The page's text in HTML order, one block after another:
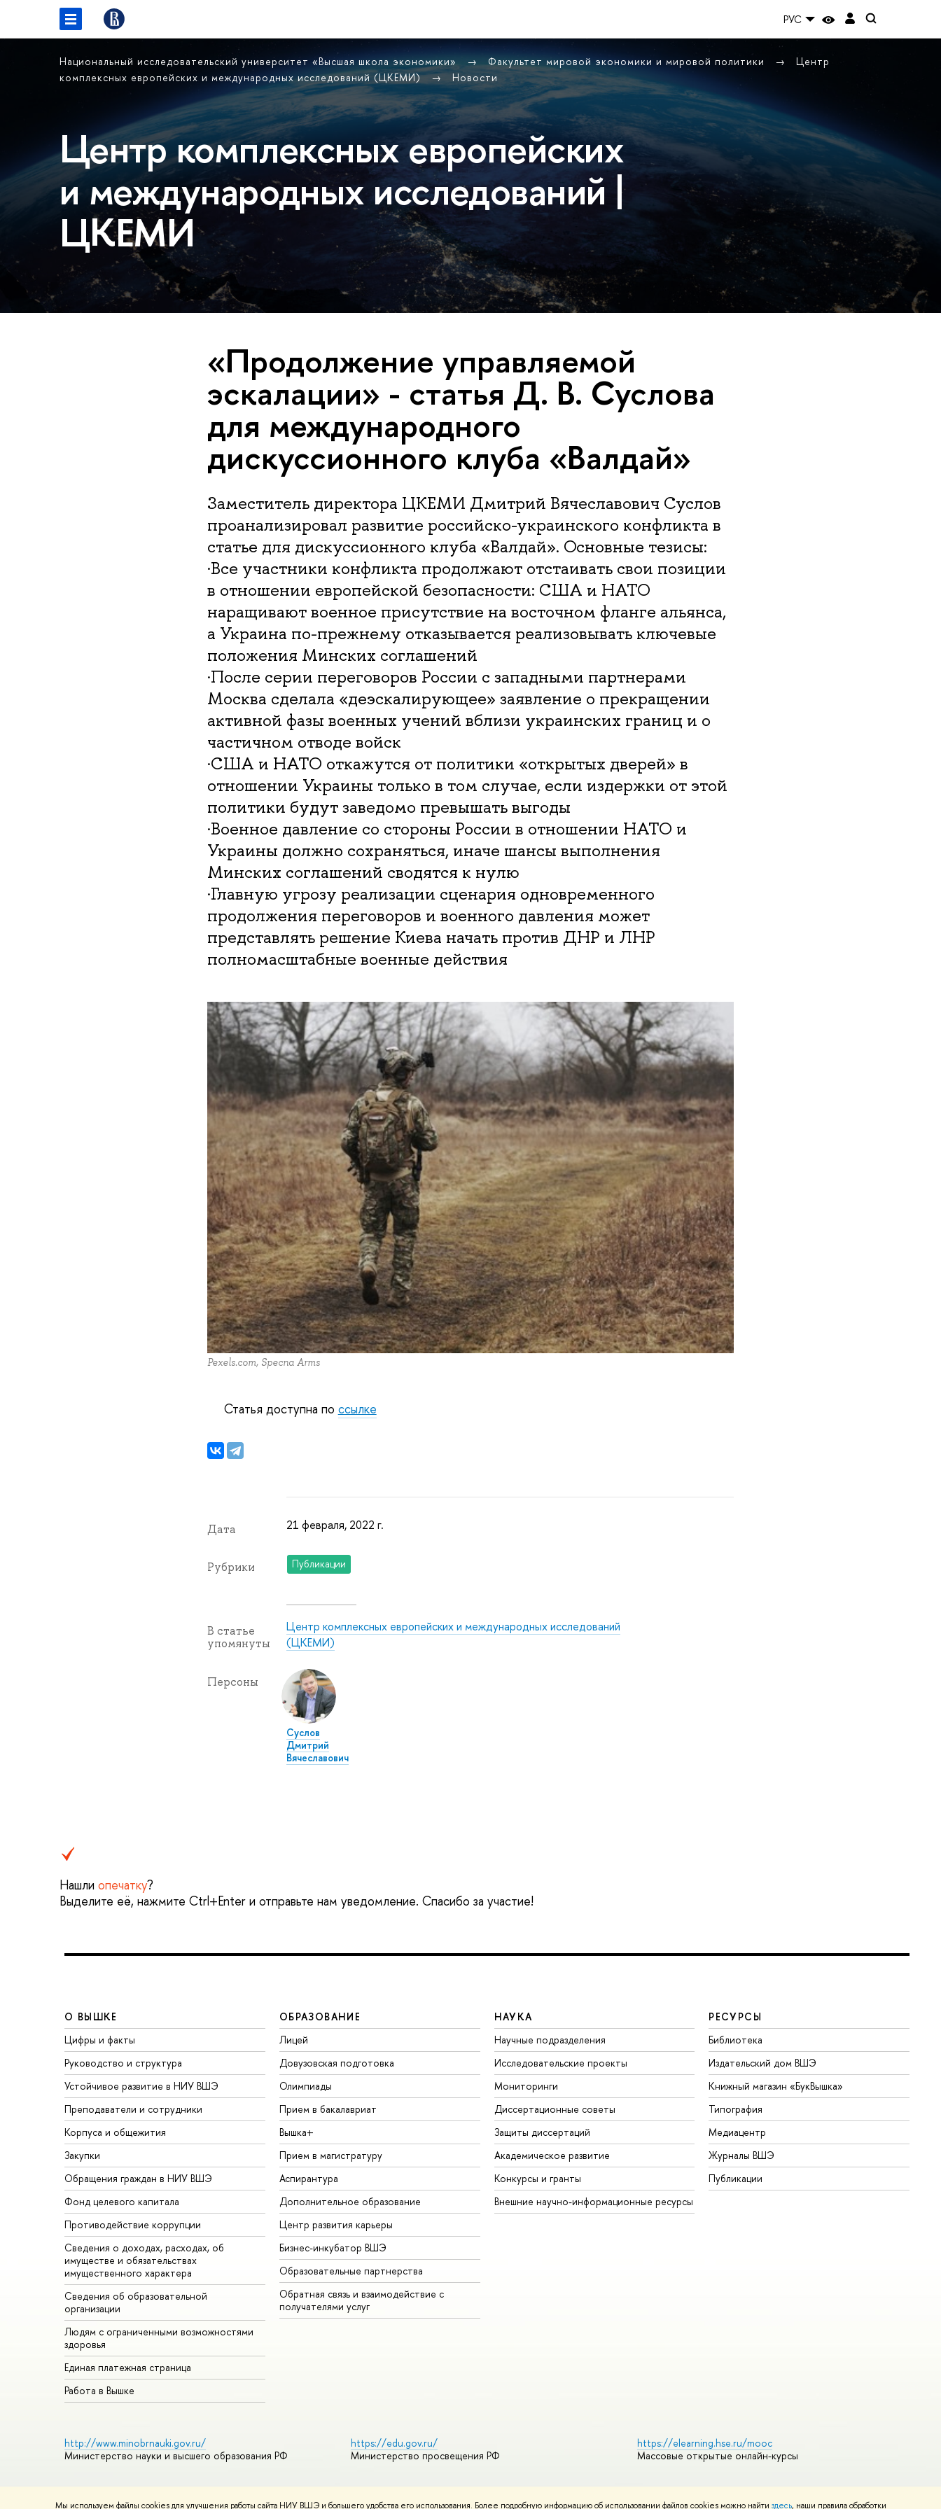
Мы используем файлы cookies для улучшения работы сайта НИУ ВШЭ и большего удобства его использования. Более подробную информацию об использовании файлов cookies можно найти здесь, наши правила обработки
РУС
Национальный исследовательский университет «Высшая школа экономики» Факультет мировой экономики и мировой политики
Центр
комплексных европейских и международных исследований (ЦКЕМИ)
Новости
Центр комплексных европейских
и международных исследований |
ЦКЕМИ
«Продолжение управляемой
эскалации» - статья Д. В. Суслова
для международного
дискуссионного клуба «Валдай»
Заместитель директора ЦКЕМИ Дмитрий Вячеславович Суслов
проанализировал развитие российско-украинского конфликта в
статье для дискуссионного клуба «Валдай». Основные тезисы:
·Все участники конфликта продолжают отстаивать свои позиции
в отношении европейской безопасности: США и НАТО
наращивают военное присутствие на восточном фланге альянса,
а Украина по-прежнему отказывается реализовывать ключевые
положения Минских соглашений
·После серии переговоров России с западными партнерами
Москва сделала «деэскалирующее» заявление о прекращении
активной фазы военных учений вблизи украинских границ и о
частичном отводе войск
·США и НАТО откажутся от политики «открытых дверей» в
отношении Украины только в том случае, если издержки от этой
политики будут заведомо превышать выгоды
·Военное давление со стороны России в отношении НАТО и
Украины должно сохраняться, иначе шансы выполнения
Минских соглашений сводятся к нулю
·Главную угрозу реализации сценария одновременного
продолжения переговоров и военного давления может
представлять решение Киева начать против ДНР и ЛНР
полномасштабные военные действия
Pexels.com, Specna Arms
Статья доступна по ссылке
Дата 21 февраля, 2022 г.
Рубрики Публикации
В статье
упомянуты
Центр комплексных европейских и международных исследований
(ЦКЕМИ)
Персоны
Суслов
Дмитрий
Вячеславович
Нашли опечатку?
Выделите её, нажмите Ctrl+Enter и отправьте нам уведомление. Спасибо за участие!
О ВЫШКЕ
Цифры и факты
Руководство и структура
Устойчивое развитие в НИУ ВШЭ
Преподаватели и сотрудники
Корпуса и общежития
Закупки
Обращения граждан в НИУ ВШЭ
Фонд целевого капитала
Противодействие коррупции
Сведения о доходах, расходах, об
имуществе и обязательствах
имущественного характера
Сведения об образовательной
организации
Людям с ограниченными возможностями
здоровья
Единая платежная страница
Работа в Вышке
ОБРАЗОВАНИЕ
Лицей
Довузовская подготовка
Олимпиады
Прием в бакалавриат
Вышка+
Прием в магистратуру
Аспирантура
Дополнительное образование
Центр развития карьеры
Бизнес-инкубатор ВШЭ
Образовательные партнерства
Обратная связь и взаимодействие с
получателями услуг
НАУКА
Научные подразделения
Исследовательские проекты
Мониторинги
Диссертационные советы
Защиты диссертаций
Академическое развитие
Конкурсы и гранты
Внешние научно-информационные ресурсы
РЕСУРСЫ
Библиотека
Издательский дом ВШЭ
Книжный магазин «БукВышка»
Типография
Медиацентр
Журналы ВШЭ
Публикации
http://www.minobrnauki.gov.ru/
Министерство науки и высшего образования РФ
https://edu.gov.ru/
Министерство просвещения РФ
https://elearning.hse.ru/mooc
Массовые открытые онлайн-курсы